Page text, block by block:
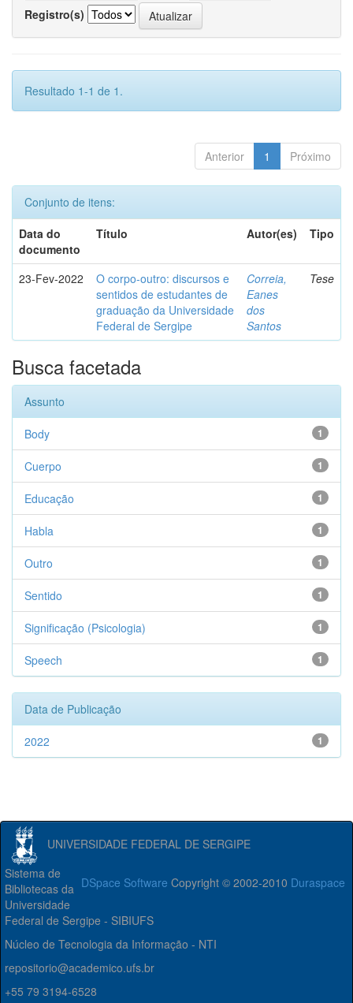
Registro(s)
Resultado 1-1 de 1.
Anterior 1 Próximo
Conjunto de itens:
Data do
documento
Título Autor(es) Tipo
23-Fev-2022
O corpo-outro: discursos e
sentidos de estudantes de
graduação da Universidade
Federal de Sergipe
Correia,
Eanes
dos
Santos
Tese
Busca facetada
Assunto
1
Body
1
Cuerpo
1
Educação
1
Habla
1
Outro
1
Sentido
1
Significação (Psicologia)
1
Speech
Data de Publicação
1
2022
UNIVERSIDADE FEDERAL DE SERGIPE
DSpace Software Copyright © 2002-2010 Duraspace
Sistema de
Bibliotecas da
Universidade
Federal de Sergipe - SIBIUFS
Núcleo de Tecnologia da Informação - NTI
repositorio@academico.ufs.br
+55 79 3194-6528